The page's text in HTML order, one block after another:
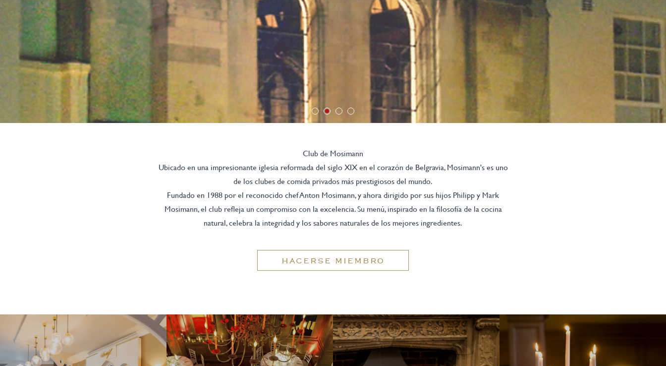
Club de Mosimann
Ubicado en una impresionante iglesia reformada del siglo XIX en el corazón de Belgravia, Mosimann's es uno
de los clubes de comida privados más prestigiosos del mundo.
Fundado en 1988 por el reconocido chef Anton Mosimann, y ahora dirigido por sus hijos Philipp y Mark
Mosimann, el club refleja un compromiso con la excelencia. Su menú, inspirado en la filosofía de la cocina
natural, celebra la integridad y los sabores naturales de los mejores ingredientes.
HACERSE MIEMBRO